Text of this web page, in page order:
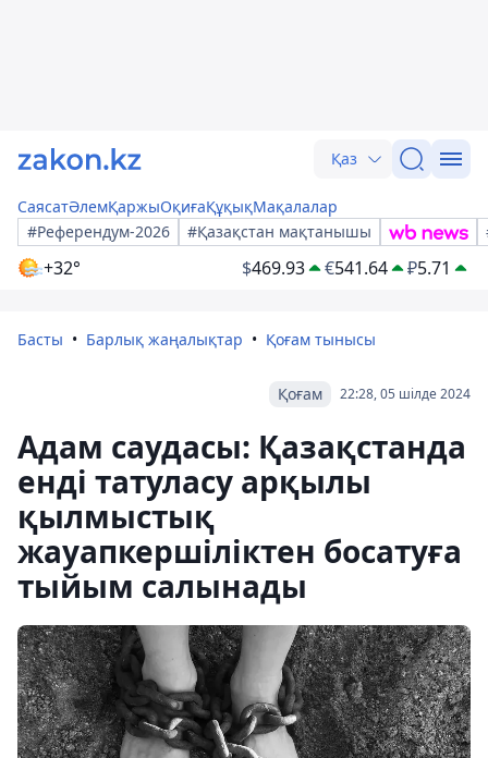
Қаз
СаясатӘлемҚаржыОқиғаҚұқықМақалалар
#Референдум-2026
#Қазақстан мақтанышы
+32° $469.93 €541.64 ₽5.71
Басты Барлық жаңалықтар Қоғам тынысы
22:28, 05 шілде 2024
Қоғам
Адам саудасы: Қазақстанда
енді татуласу арқылы
қылмыстық
жауапкершіліктен босатуға
тыйым салынады